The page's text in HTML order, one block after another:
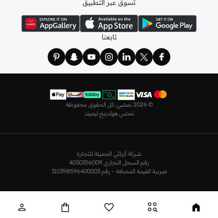
مريحة، بما في ذلك قمصان النوم والبيجامات من علامات
نعوميوغيرها.
استعدي لأجواء الصيف مع مجموعتنا من ملابس السباحة التي تضم كل ما تحتاجينه،
مستلزمات الشاطئ أو المسبح.
من علامات رائدة مثلتمبرلاندو لاكوست وغانتوجيوردانووغيرها، لتكون دائمًا في أبهى
صورة سواء كنت متوجهاً إلى عملك أو تقضي عطلة نهاية الأسبوع برفقة أصدقائك
ستجد لدينا في مجموعة التيشيرتات والقمصان كل ما تحتاجه مع مجموعة متنوعة من
وفي نزهاتك مع أصدقائك. واطلع على الكنزات والهوديز و
وألوان متعددة لتكون بكامل أناقتك في كافة المناسبات.
للموضة.
تسوق عبر التطبيق
تابعنا
© 2026 نمشي. كل الحقوق محفوظة
نمشي هولدينج ليميتد
شركة أزيائي الجميلة للتجارة
رقم السجل التجاري 4030356009
ضريبة القيمة المضافة - رقم 310398596400003